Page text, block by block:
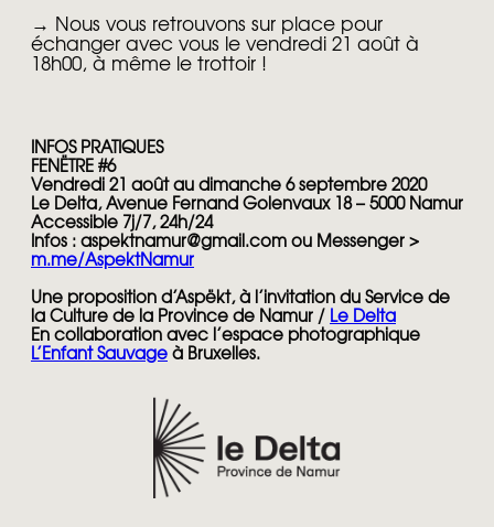
→ Nous vous retrouvons sur place pour
échanger avec vous le vendredi 21 août à
18h00, à même le trottoir !
INFOS PRATIQUES
FENËTRE #6
Vendredi 21 août au dimanche 6 septembre 2020
Le Delta, Avenue Fernand Golenvaux 18 – 5000 Namur
Accessible 7j/7, 24h/24
Infos : aspektnamur@gmail.com ou Messenger >
m.me/AspektNamur
Une proposition d’Aspëkt, à l’invitation du Service de
la Culture de la Province de Namur / Le Delta
En collaboration avec l’espace photographique
L’Enfant Sauvage à Bruxelles.